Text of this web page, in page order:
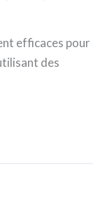
efficaces pour
des